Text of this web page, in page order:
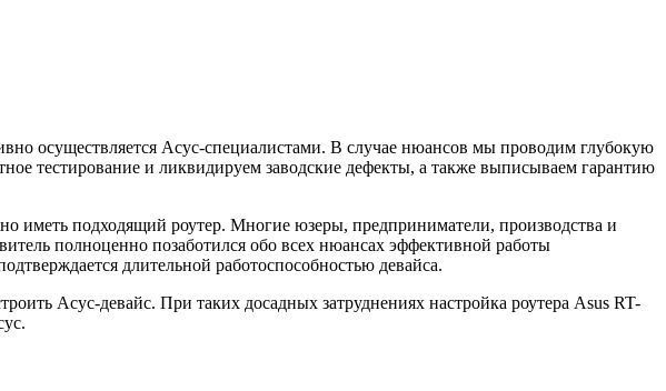
осуществляется Асус-специалистами. В случае нюансов мы проводим глубокую
тестирование и ликвидируем заводские дефекты, а также выписываем гарантию
иметь подходящий роутер. Многие юзеры, предприниматели, производства и
полноценно позаботился обо всех нюансах эффективной работы
длительной работоспособностью девайса.
Асус-девайс. При таких досадных затруднениях настройка роутера Asus RT-